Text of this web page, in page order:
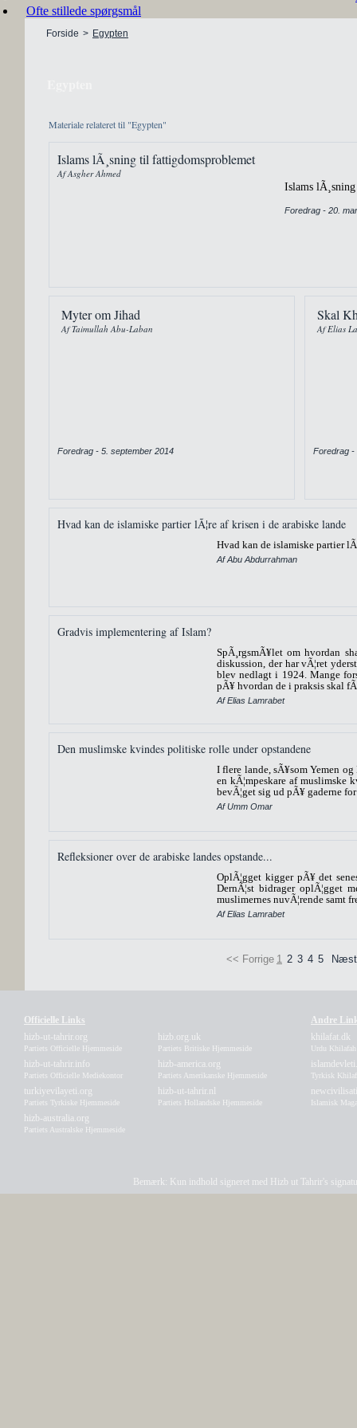
Ofte stillede spørgsmål
Forside > Egypten
Materiale relateret til "Egypten"
Islams lÃ¸sning til fattigdomsproblemet
Af Asgher Ahmed
Islams
Foredrag - 20.
Myter om Jihad
Af Taimullah Abu-Laban
Foredrag - 5. september 2014
Skal
Af Elias
Foredrag -
Hvad kan de islamiske partier lÃ¦re af krisen i de arabiske lande
Hvad kan de islamiske partier
Af Abu Abdurrahman
Gradvis implementering af Islam?
SpÃ¸rgsmÃ¥let om hvordan
diskussion, der har vÃ¦ret
blev nedlagt i 1924. Mange
pÃ¥ hvordan de i praksis skal
Af Elias Lamrabet
Den muslimske kvindes politiske rolle under opstandene
I flere lande, sÃ¥som Yemen
en kÃ¦mpeskare af muslimske
bevÃ¦get sig ud pÃ¥ gaderne
Af Umm Omar
Refleksioner over de arabiske landes opstande...
OplÃ¦gget kigger pÃ¥ det
DernÃ¦st bidrager oplÃ¦gget
muslimernes nuvÃ¦rende samt
Af Elias Lamrabet
<< Forrige 1 2 3 4 5
Officielle Links
hizb-ut-tahrir.org
Partiets Officielle Hjemmeside
hizb.org.uk
Partiets Britiske Hjemmeside
hizb-ut-tahrir.info
Partiets Officielle Mediekontor
hizb-america.org
Partiets Amerikanske Hjemmeside
turkiyevilayeti.org
Partiets Tyrkiske Hjemmeside
hizb-ut-tahrir.nl
Partiets Hollandske Hjemmeside
hizb-australia.org
Partiets Australske Hjemmeside
Andre
khilafat.dk
Urdu
Tyrkisk
Islamisk
Bemærk: Kun indhold signeret med Hizb ut Tahrir's